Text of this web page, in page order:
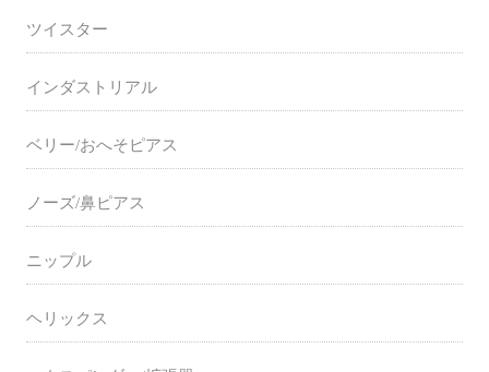
ツイスター
インダストリアル
ベリー/おへそピアス
ノーズ/鼻ピアス
ニップル
ヘリックス